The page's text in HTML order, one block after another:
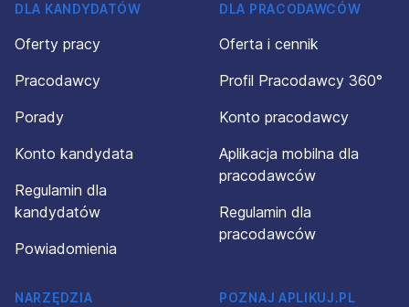
DLA KANDYDATÓW
Oferty pracy
Pracodawcy
Porady
Konto kandydata
Regulamin dla
kandydatów
Powiadomienia
DLA PRACODAWCÓW
Oferta i cennik
Profil Pracodawcy 360°
Konto pracodawcy
Aplikacja mobilna dla
pracodawców
Regulamin dla
pracodawców
NARZĘDZIA
POZNAJ APLIKUJ.PL